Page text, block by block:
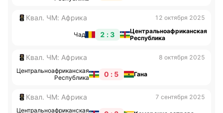
Квал. ЧМ: Африка 12 октября 2025
Чад 2 : 3
Центральноафриканская
Республика
Квал. ЧМ: Африка
8 октября 2025
Центральноафриканская
Республика
0 : 5 Гана
Квал. ЧМ: Африка
7 сентября 2025
Центральноафриканская